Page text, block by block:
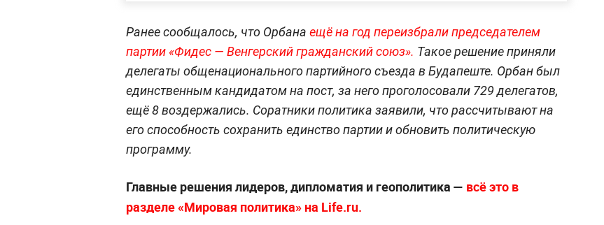
Ранее сообщалось, что Орбана ещё на год переизбрали председателем
партии «Фидес — Венгерский гражданский союз». Такое решение приняли
делегаты общенационального партийного съезда в Будапеште. Орбан был
единственным кандидатом на пост, за него проголосовали 729 делегатов,
ещё 8 воздержались. Соратники политика заявили, что рассчитывают на
его способность сохранить единство партии и обновить политическую
программу.
Главные решения лидеров, дипломатия и геополитика — всё это в
разделе «Мировая политика» на Life.ru.